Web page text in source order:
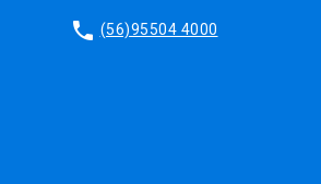
phone (56)95504 4000